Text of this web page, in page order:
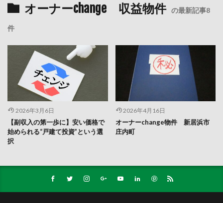
オーナーchange 収益物件 の最新記事8
件
2026年3月6日
【副収入の第一歩に】安い価格で
始められる“戸建て投資”という選
択
2026年4月16日
オーナーchange物件 新居浜市
庄内町